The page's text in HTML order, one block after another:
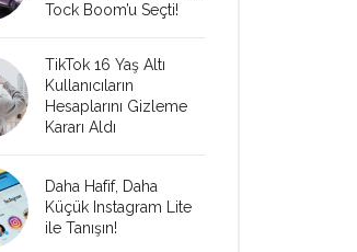
Tock Boom’u Seçti!
TikTok 16 Yaş Altı
Kullanıcıların
Hesaplarını Gizleme
Kararı Aldı
Daha Hafif, Daha
Küçük Instagram Lite
ile Tanışın!